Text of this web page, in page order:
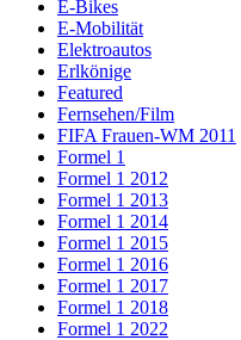
E-Bikes
E-Mobilität
Elektroautos
Erlkönige
Featured
Fernsehen/Film
FIFA Frauen-WM 2011
Formel 1
Formel 1 2012
Formel 1 2013
Formel 1 2014
Formel 1 2015
Formel 1 2016
Formel 1 2017
Formel 1 2018
Formel 1 2022